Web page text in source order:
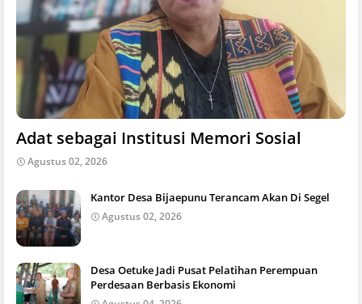
Adat sebagai Institusi Memori Sosial
Agustus 02, 2026
Kantor Desa Bijaepunu Terancam Akan Di Segel
Agustus 02, 2026
Desa Oetuke Jadi Pusat Pelatihan Perempuan
Perdesaan Berbasis Ekonomi